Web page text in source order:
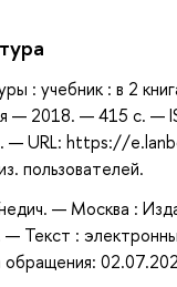
: учебник : в 2
— 2018. — 415 с.
— URL: https://
пользователей.
— Москва :
Текст :